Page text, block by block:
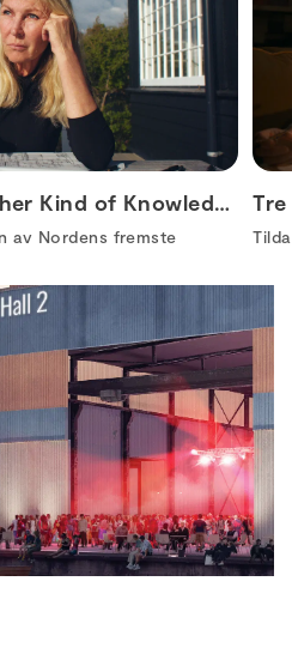
Dorte Mandrup: Another Kind of Knowledge
av Nordens fremste